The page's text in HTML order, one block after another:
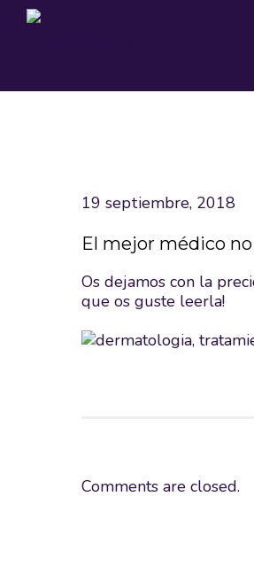
19 septiembre, 2018
El mejor médico
Os dejamos con la
que os guste leerla!
Comments are closed.